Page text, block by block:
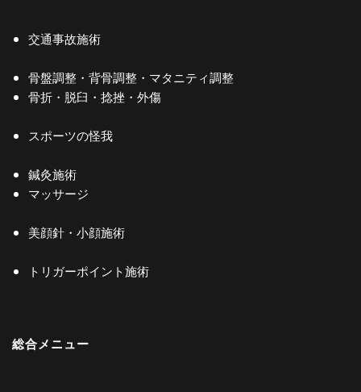
交通事故施術
骨盤調整・背骨調整・マタニティ調整
骨折・脱臼・捻挫・外傷
スポーツの怪我
鍼灸施術
マッサージ
美顔針・小顔施術
トリガーポイント施術
総合メニュー